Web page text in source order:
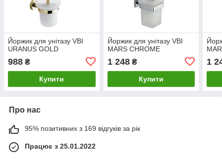
Йоржик для унітазу VBI
URANUS GOLD
988 ₴
Купити
Йоржик для унітазу VBI
MARS CHROME
1 248₴
Купити
1
Про нас
95% позитивних з 169 відгуків за рік
Працює з 25.01.2022